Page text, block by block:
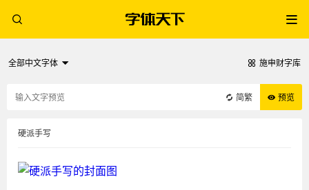
全部中文字体 施申财字库
简繁 预览
硬派手写